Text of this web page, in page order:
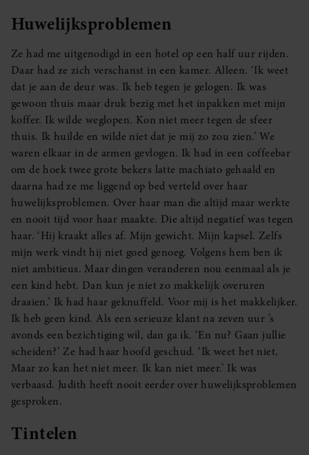
Huwelijksproblemen
Ze had me uitgenodigd in een hotel op een half uur rijden.
Daar had ze zich verschanst in een kamer. Alleen. ‘Ik weet
dat je aan de deur was. Ik heb tegen je gelogen. Ik was
gewoon thuis maar druk bezig met het inpakken met mijn
koffer. Ik wilde weglopen. Kon niet meer tegen de sfeer
thuis. Ik huilde en wilde niet dat je mij zo zou zien.’ We
waren elkaar in de armen gevlogen. Ik had in een coffeebar
om de hoek twee grote bekers latte machiato gehaald en
daarna had ze me liggend op bed verteld over haar
huwelijksproblemen. Over haar man die altijd maar werkte
en nooit tijd voor haar maakte. Die altijd negatief was tegen
haar. ‘Hij kraakt alles af. Mijn gewicht. Mijn kapsel. Zelfs
mijn werk vindt hij niet goed genoeg. Volgens hem ben ik
niet ambitieus. Maar dingen veranderen nou eenmaal als je
een kind hebt. Dan kun je niet zo makkelijk overuren
draaien.’ Ik had haar geknuffeld. Voor mij is het makkelijker.
Ik heb geen kind. Als een serieuze klant na zeven uur ’s
avonds een bezichtiging wil, dan ga ik. ‘En nu? Gaan jullie
scheiden?’ Ze had haar hoofd geschud. ‘Ik weet het niet.
Maar zo kan het niet meer. Ik kan niet meer.’ Ik was
verbaasd. Judith heeft nooit eerder over huwelijksproblemen
gesproken.
Tintelen